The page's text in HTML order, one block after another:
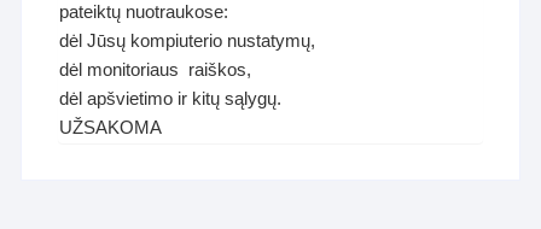
pateiktų nuotraukose:
dėl Jūsų kompiuterio nustatymų,
dėl monitoriaus raiškos,
dėl apšvietimo ir kitų sąlygų.
UŽSAKOMA